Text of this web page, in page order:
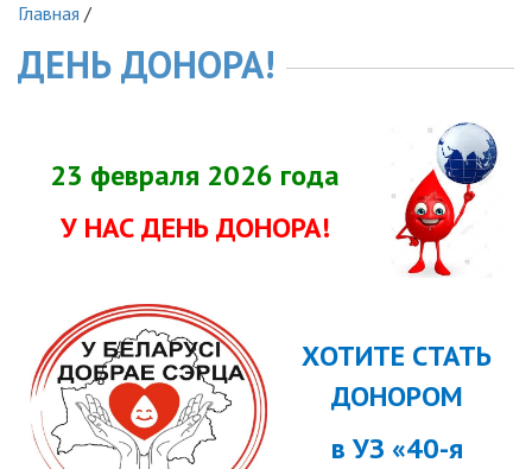
Главная /
ДЕНЬ ДОНОРА!
23 февраля 2026 года
У НАС ДЕНЬ ДОНОРА!
ХОТИТЕ СТАТЬ
ДОНОРОМ
в УЗ «40-я